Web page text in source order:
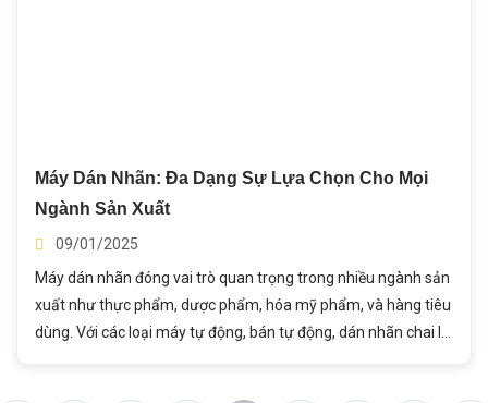
Máy Dán Nhãn: Đa Dạng Sự Lựa Chọn Cho Mọi
Ngành Sản Xuất
09/01/2025
Máy dán nhãn đóng vai trò quan trọng trong nhiều ngành sản
xuất như thực phẩm, dược phẩm, hóa mỹ phẩm, và hàng tiêu
dùng. Với các loại máy tự động, bán tự động, dán nhãn chai lọ,